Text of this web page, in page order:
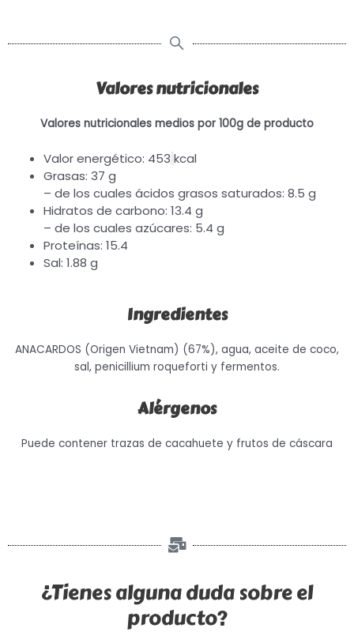
Valores nutricionales
Valores nutricionales medios por 100g de producto
Valor energético: 453 kcal
Grasas: 37 g
– de los cuales ácidos grasos saturados: 8.5 g
Hidratos de carbono: 13.4 g
– de los cuales azúcares: 5.4 g
Proteínas: 15.4
Sal: 1.88 g
Ingredientes
ANACARDOS (Origen Vietnam) (67%), agua, aceite de coco,
sal, penicillium roqueforti y fermentos.
Alérgenos
Puede contener trazas de cacahuete y frutos de cáscara
¿Tienes alguna duda sobre el
producto?